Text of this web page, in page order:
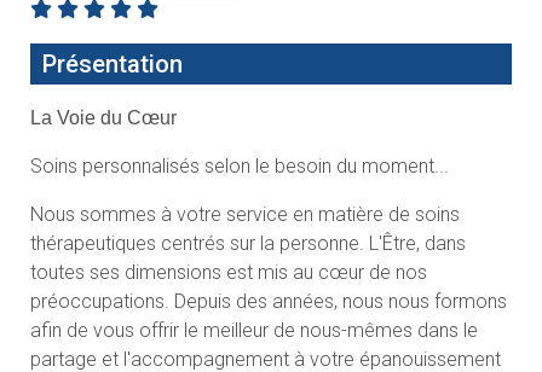
Présentation
La Voie du Cœur
Soins personnalisés selon le besoin du moment...
Nous sommes à votre service en matière de soins
thérapeutiques centrés sur la personne. L'Être, dans
toutes ses dimensions est mis au cœur de nos
préoccupations. Depuis des années, nous nous formons
afin de vous offrir le meilleur de nous-mêmes dans le
partage et l'accompagnement à votre épanouissement